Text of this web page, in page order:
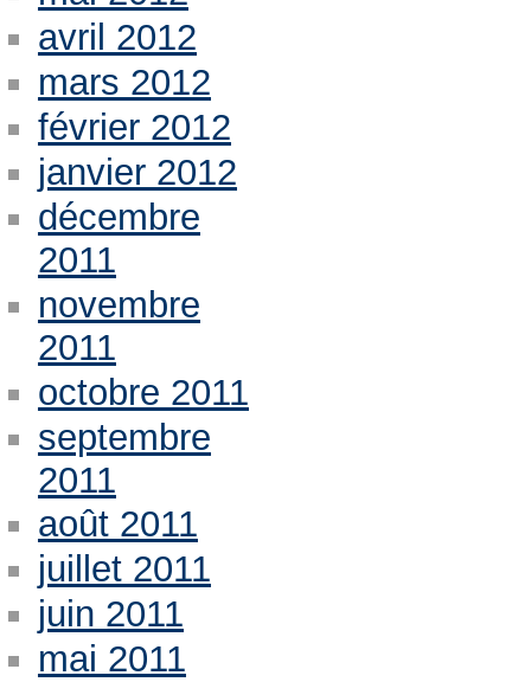
avril 2012
mars 2012
février 2012
janvier 2012
décembre
2011
novembre
2011
octobre 2011
septembre
2011
août 2011
juillet 2011
juin 2011
mai 2011